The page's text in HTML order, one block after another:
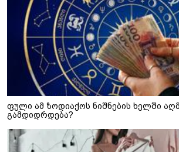
ფული ამ ზოდიაქოს ნიშნების ხელში
გამდიდრდება?